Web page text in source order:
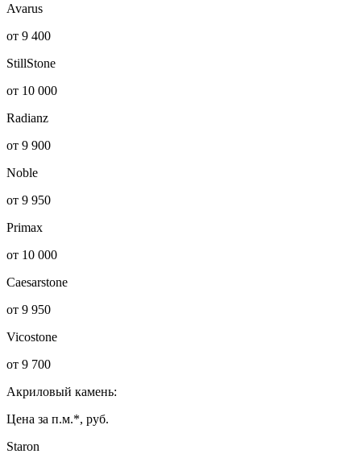
Avarus
от 9 400
StillStone
от 10 000
Radianz
от 9 900
Noble
от 9 950
Primax
от 10 000
Caesarstone
от 9 950
Vicostone
от 9 700
Акриловый камень:
Цена за п.м.*, руб.
Staron